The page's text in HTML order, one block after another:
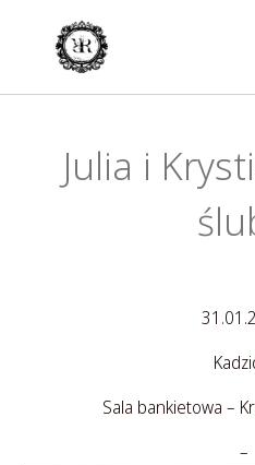
Julia i
Sala bankietowa –
–